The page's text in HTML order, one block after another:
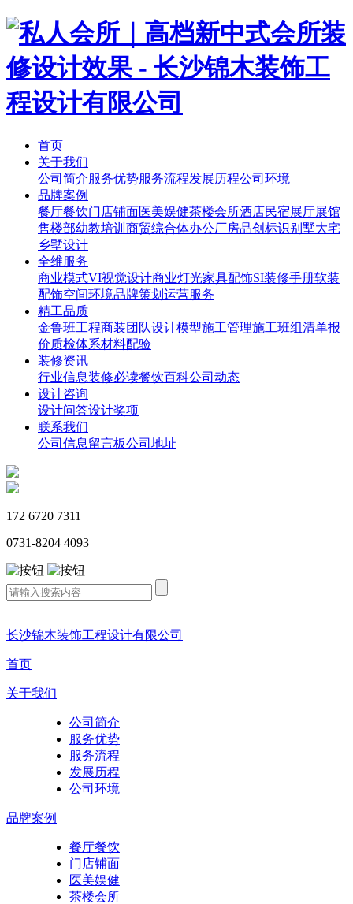
首页
关于我们
公司简介服务优势服务流程发展历程公司环境
品牌案例
餐厅餐饮门店铺面医美娱健茶楼会所酒店民宿展厅展馆
售楼部幼教培训 商贸综合体办公厂房品创标识别墅大宅
乡墅设计
全维服务
商业模式VI视觉设计商业灯光家具配饰SI装修手册软装
配饰空间环境品牌策划 运营服务
精工品质
金鲁班工程商装团队设计模型施工管理施工班组清单报
价质检体系材料配验
装修资讯
行业信息装修必读餐饮百科公司动态
设计咨询
设计问答设计奖项
联系我们
公司信息留言板公司地址
172 6720 7311
0731-8204 4093
长沙锦木装饰工程设计有限公司
首页
关于我们
公司简介
服务优势
服务流程
发展历程
公司环境
品牌案例
餐厅餐饮
门店铺面
医美娱健
茶楼会所